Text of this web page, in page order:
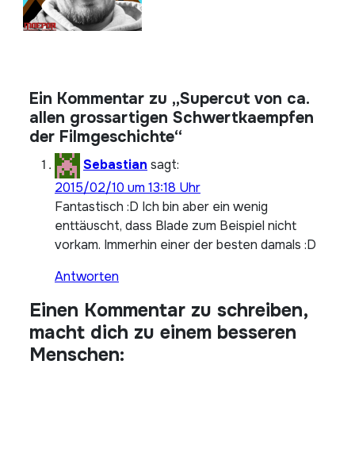
Ein Kommentar zu „Supercut von ca.
allen grossartigen Schwertkaempfen
der Filmgeschichte“
Sebastian sagt:
2015/02/10 um 13:18 Uhr
Fantastisch :D Ich bin aber ein wenig
enttäuscht, dass Blade zum Beispiel nicht
vorkam. Immerhin einer der besten damals :D
Antworten
Einen Kommentar zu schreiben,
macht dich zu einem besseren
Menschen: